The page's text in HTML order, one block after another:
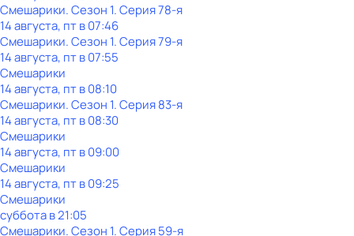
Смешарики. Сезон 1. Серия 78-я
14 августа, пт в 07:46
Смешарики. Сезон 1. Серия 79-я
14 августа, пт в 07:55
Смешарики
14 августа, пт в 08:10
Смешарики. Сезон 1. Серия 83-я
14 августа, пт в 08:30
Смешарики
14 августа, пт в 09:00
Смешарики
14 августа, пт в 09:25
Смешарики
субботав21:05
Смешарики. Сезон 1. Серия 59-я